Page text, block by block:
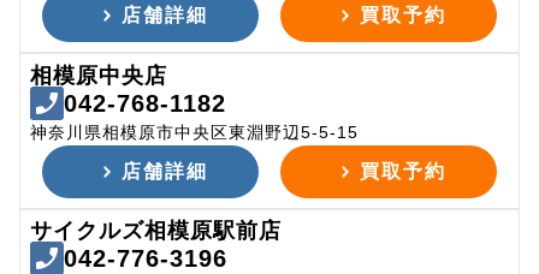
店舗詳細 買取予約
相模原中央店
042-768-1182
神奈川県相模原市中央区東淵野辺5-5-15
店舗詳細 買取予約
サイクルズ相模原駅前店
042-776-3196